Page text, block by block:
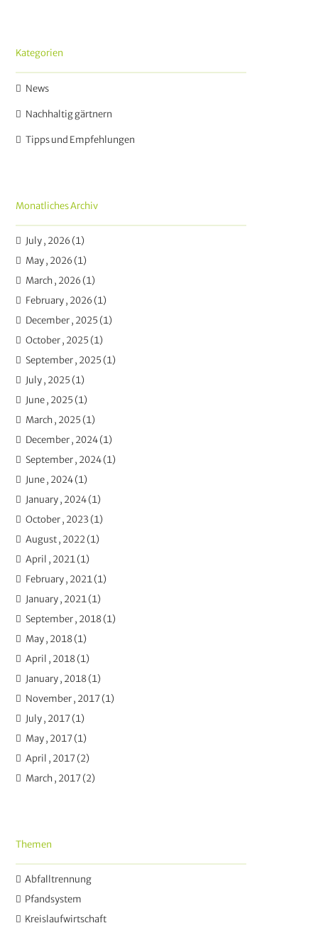
Kategorien
News
Nachhaltig gärtnern
Tipps und Empfehlungen
Monatliches Archiv
July , 2026 (1)
May , 2026 (1)
March , 2026 (1)
February , 2026 (1)
December , 2025 (1)
October , 2025 (1)
September , 2025 (1)
July , 2025 (1)
June , 2025 (1)
March , 2025 (1)
December , 2024 (1)
September , 2024 (1)
June , 2024 (1)
January , 2024 (1)
October , 2023 (1)
August , 2022 (1)
April , 2021 (1)
February , 2021 (1)
January , 2021 (1)
September , 2018 (1)
May , 2018 (1)
April , 2018 (1)
January , 2018 (1)
November , 2017 (1)
July , 2017 (1)
May , 2017 (1)
April , 2017 (2)
March , 2017 (2)
Themen
Abfalltrennung
Pfandsystem
Kreislaufwirtschaft